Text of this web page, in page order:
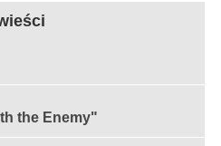
the Enemy"